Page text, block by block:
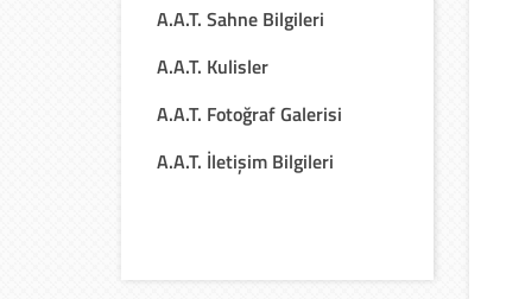
A.A.T. Sahne Bilgileri
A.A.T. Kulisler
A.A.T. Fotoğraf Galerisi
A.A.T. İletişim Bilgileri